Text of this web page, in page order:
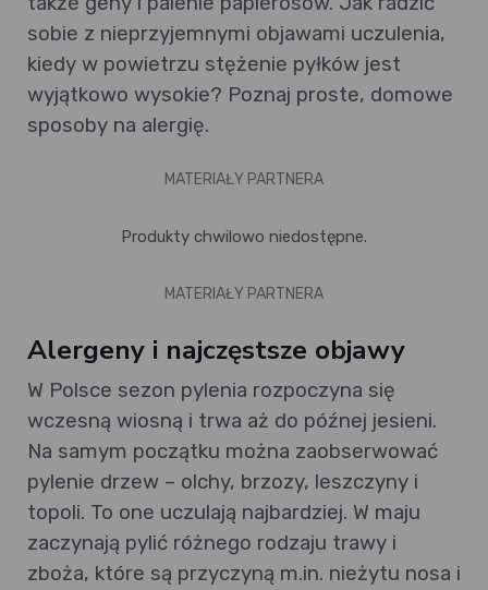
sobie z nieprzyjemnymi objawami uczulenia,
kiedy w powietrzu stężenie pyłków jest
wyjątkowo wysokie? Poznaj proste, domowe
sposoby na alergię.
MATERIAŁY PARTNERA
Produkty chwilowo niedostępne.
MATERIAŁY PARTNERA
Alergeny i najczęstsze objawy
W Polsce sezon pylenia rozpoczyna się
wczesną wiosną i trwa aż do późnej jesieni.
Na samym początku można zaobserwować
pylenie drzew – olchy, brzozy, leszczyny i
topoli. To one uczulają najbardziej. W maju
zaczynają pylić różnego rodzaju trawy i
zboża, które są przyczyną m.in. nieżytu nosa i